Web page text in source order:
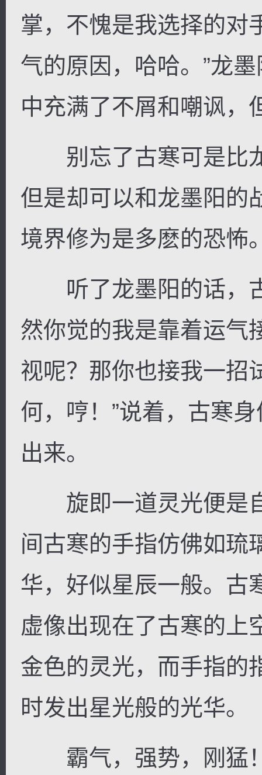
掌，不愧是我选择的对
气的原因，哈哈。”龙
中充满了不屑和嘲讽，
别忘了古寒可是比
但是却可以和龙墨阳的
境界修为是多麽的恐怖
听了龙墨阳的话，古
然你觉的我是靠着运气
视呢？那你也接我一招
何，哼！”说着，古寒
出来。
旋即一道灵光便是
间古寒的手指仿佛如琉
华，好似星辰一般。古
虚像出现在了古寒的上
金色的灵光，而手指的
时发出星光般的光华。
霸气，强势，刚猛